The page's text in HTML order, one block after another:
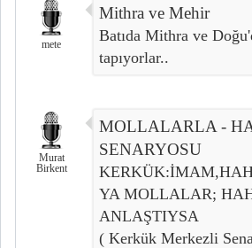
mete
Mithra ve Mehir
Batıda Mithra ve
tapıyorlar..
Murat
Birkent
MOLLALARLA -
SENARYOSU
YA MOLLALAR;
ANLAŞTIYSA
( Kerkük Merkezli